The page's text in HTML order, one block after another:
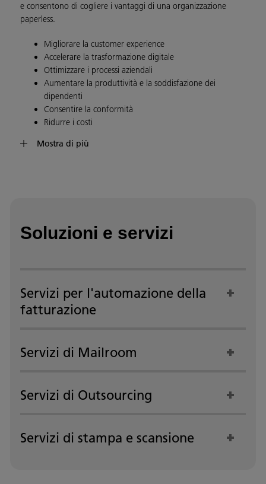
e consentono di cogliere i vantaggi di una organizzazione
paperless.
Migliorare la customer experience
Accelerare la trasformazione digitale
Ottimizzare i processi aziendali
Aumentare la produttività e la soddisfazione dei
dipendenti
Consentire la conformità
Ridurre i costi
Vantiamo oltre 85 anni di esperienza nella gestione dei
Mostra di più
Soluzioni e servizi
Servizi per l'automazione della
fatturazione
Servizi di Mailroom
Servizi di Outsourcing
Servizi di stampa e scansione